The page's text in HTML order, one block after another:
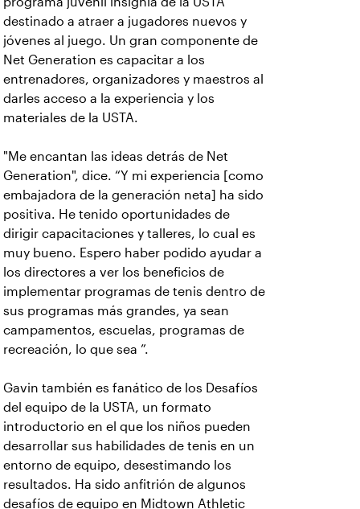
destinado a atraer a jugadores nuevos y
jóvenes al juego. Un gran componente de
Net Generation es capacitar a los
entrenadores, organizadores y maestros al
darles acceso a la experiencia y los
materiales de la USTA.
"Me encantan las ideas detrás de Net
Generation", dice. “Y mi experiencia [como
embajadora de la generación neta] ha sido
positiva. He tenido oportunidades de
dirigir capacitaciones y talleres, lo cual es
muy bueno. Espero haber podido ayudar a
los directores a ver los beneficios de
implementar programas de tenis dentro de
sus programas más grandes, ya sean
campamentos, escuelas, programas de
recreación, lo que sea ”.
Gavin también es fanático de los Desafíos
del equipo de la USTA, un formato
introductorio en el que los niños pueden
desarrollar sus habilidades de tenis en un
entorno de equipo, desestimando los
resultados. Ha sido anfitrión de algunos
desafíos de equipo en Midtown Athletic